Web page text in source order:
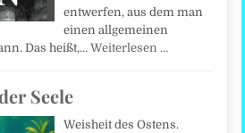
entwerfen, aus dem man
einen allgemeinen
Das heißt,…Weiterlesen …
Seele
Weisheit des Ostens.